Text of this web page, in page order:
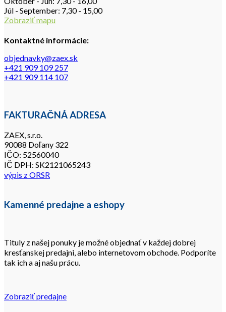
Júl - September: 7,30 - 15,00
Zobraziť mapu
Kontaktné informácie:
objednavky@zaex.sk
+421 909 109 257
+421 909 114 107
FAKTURAČNÁ ADRESA
ZAEX, s.r.o.
90088 Doľany 322
IČO: 52560040
IČ DPH: SK2121065243
výpis z ORSR
Kamenné predajne a eshopy
Tituly z našej ponuky je možné objednať v každej dobrej
kresťanskej predajni, alebo internetovom obchode. Podporíte
tak ich a aj našu prácu.
Zobraziť predajne